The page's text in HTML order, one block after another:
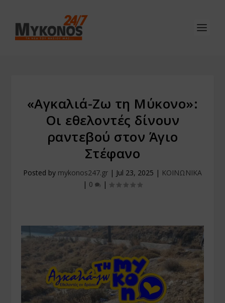
«Αγκαλιά-Ζω τη Μύκονο»:
Οι εθελοντές δίνουν
ραντεβού στον Άγιο
Στέφανο
Posted by mykonos247.gr | Jul 23, 2025 | ΚΟΙΝΩΝΙΚΑ
| 0 |